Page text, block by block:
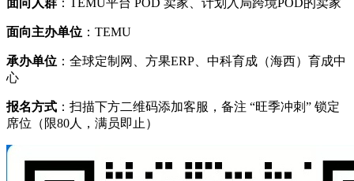
面向主办单位 ：TEMU
承办单位 ：全球定制网、方果ERP、中科育成（海西）育成中
心
报名方式 ：扫描下方二维码添加客服，备注 “旺季冲刺” 锁定
席位（限80人，满员即止）